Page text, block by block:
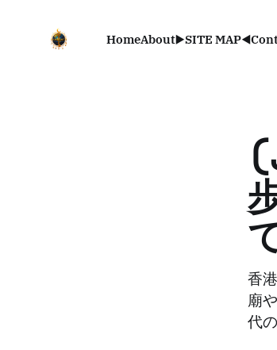
HomeAbout▶️SITE MAP◀️
香
廟
代